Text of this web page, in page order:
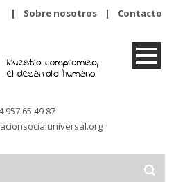
| Sobre nosotros | Contacto
957 65 49 87